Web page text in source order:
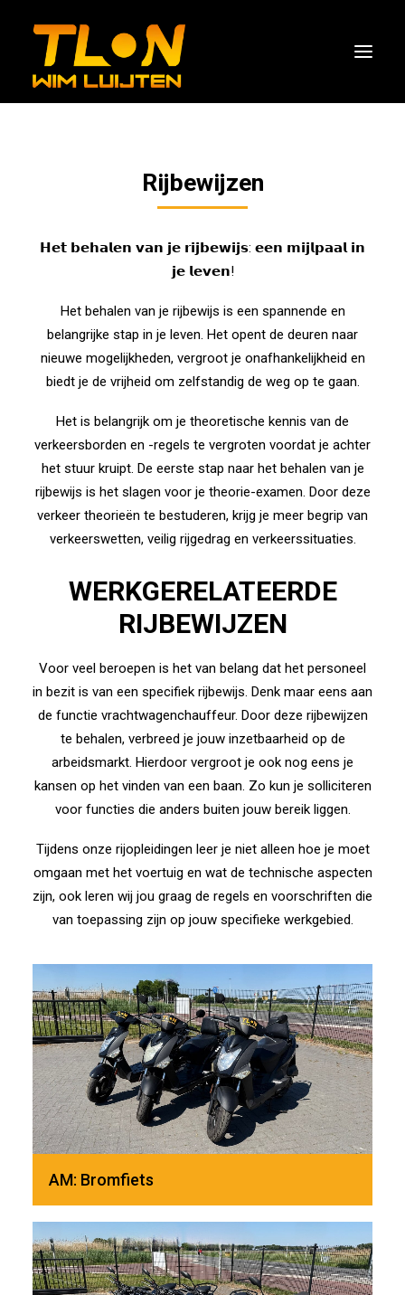
SUBSIDIES
AGENDA
MEDIA
CONTACT
WINKELMAND
FACEBOOK
INSTAGRAM
LINKEDIN
YOUTUBE
Rijbewijzen
𝗛𝗲𝘁 𝗯𝗲𝗵𝗮𝗹𝗲𝗻 𝘃𝗮𝗻 𝗷𝗲 𝗿𝗶𝗷𝗯𝗲𝘄𝗶𝗷𝘀: 𝗲𝗲𝗻 𝗺𝗶𝗷𝗹𝗽𝗮𝗮𝗹 𝗶𝗻
𝗷𝗲 𝗹𝗲𝘃𝗲𝗻!
Het behalen van je rijbewijs is een spannende en
belangrijke stap in je leven. Het opent de deuren naar
nieuwe mogelijkheden, vergroot je onafhankelijkheid en
biedt je de vrijheid om zelfstandig de weg op te gaan.
Het is belangrijk om je theoretische kennis van de
verkeersborden en -regels te vergroten voordat je achter
het stuur kruipt. De eerste stap naar het behalen van je
rijbewijs is het slagen voor je theorie-examen. Door deze
verkeer theorieën te bestuderen, krijg je meer begrip van
verkeerswetten, veilig rijgedrag en verkeerssituaties.
WERKGERELATEERDE
RIJBEWIJZEN
Voor veel beroepen is het van belang dat het personeel
in bezit is van een specifiek rijbewijs. Denk maar eens aan
de functie vrachtwagenchauffeur. Door deze rijbewijzen
te behalen, verbreed je jouw inzetbaarheid op de
arbeidsmarkt. Hierdoor vergroot je ook nog eens je
kansen op het vinden van een baan. Zo kun je solliciteren
voor functies die anders buiten jouw bereik liggen.
Tijdens onze rijopleidingen leer je niet alleen hoe je moet
omgaan met het voertuig en wat de technische aspecten
zijn, ook leren wij jou graag de regels en voorschriften die
van toepassing zijn op jouw specifieke werkgebied.
AM: Bromfiets